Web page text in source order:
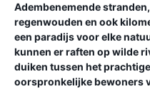
Adembenemende
regenwouden en ook
een paradijs voor elke
kunnen er raften op wilde
duiken tussen het
oorspronkelijke bewoners